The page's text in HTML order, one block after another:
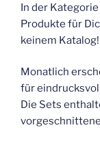
In der Kategorie
Produkte für
keinem Katalog!
Monatlich
für
Die Sets